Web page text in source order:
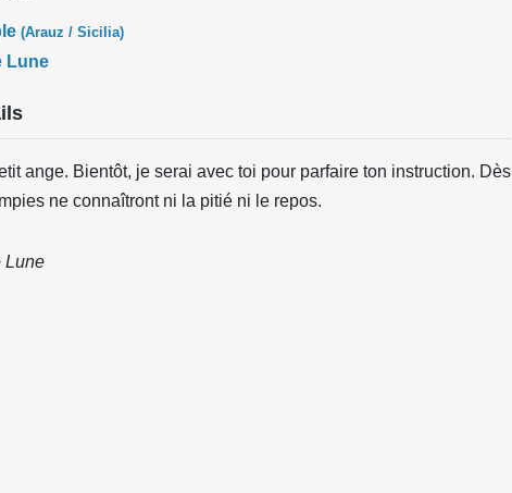
(Arauz / Sicilia)
Lune
ange. Bientôt, je serai avec toi pour parfaire ton instruction. Dès
ne connaîtront ni la pitié ni le repos.
Lune